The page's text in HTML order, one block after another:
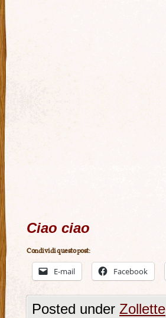
Ciao ciao
Condividi questo post:
E-mail Facebook
Posted under Zollette